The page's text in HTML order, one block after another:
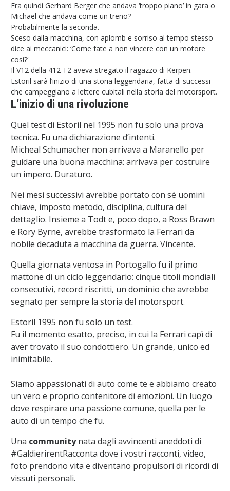
Era quindi Gerhard Berger che andava ‘troppo piano’ in gara o
Michael che andava come un treno?
Probabilmente la seconda.
Sceso dalla macchina, con aplomb e sorriso al tempo stesso
dice ai meccanici: ‘Come fate a non vincere con un motore
cosi?‘
Il V12 della 412 T2 aveva stregato il ragazzo di Kerpen.
Estoril sarà l’inizio di una storia leggendaria, fatta di successi
che campeggiano a lettere cubitali nella storia del motorsport.
L’inizio di una rivoluzione
Quel test di Estoril nel 1995 non fu solo una prova
tecnica. Fu una dichiarazione d’intenti.
Micheal Schumacher non arrivava a Maranello per
guidare una buona macchina: arrivava per costruire
un impero. Duraturo.
Nei mesi successivi avrebbe portato con sé uomini
chiave, imposto metodo, disciplina, cultura del
dettaglio. Insieme a Todt e, poco dopo, a Ross Brawn
e Rory Byrne, avrebbe trasformato la Ferrari da
nobile decaduta a macchina da guerra. Vincente.
Quella giornata ventosa in Portogallo fu il primo
mattone di un ciclo leggendario: cinque titoli mondiali
consecutivi, record riscritti, un dominio che avrebbe
segnato per sempre la storia del motorsport.
Estoril 1995 non fu solo un test.
Fu il momento esatto, preciso, in cui la Ferrari capì di
aver trovato il suo condottiero. Un grande, unico ed
inimitabile.
Siamo appassionati di auto come te e abbiamo creato
un vero e proprio contenitore di emozioni. Un luogo
dove respirare una passione comune, quella per le
auto di un tempo che fu.
Una communitynata dagli avvincenti aneddoti di
#GaldierirentRacconta dove i vostri racconti, video,
foto prendono vita e diventano propulsori di ricordi di
vissuti personali.